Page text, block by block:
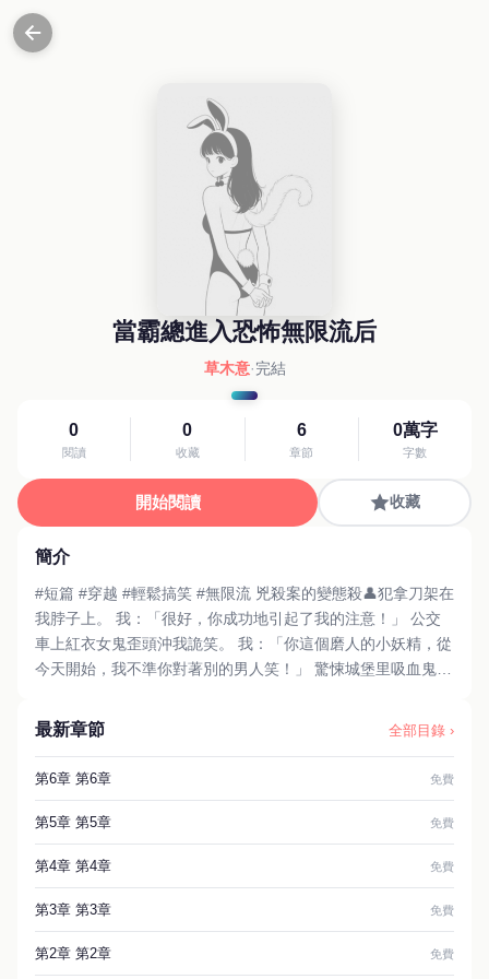
當霸總進入恐怖無限流后
草木意·完結
0
閱讀
0
收藏
6
章節
0萬字
字數
開始閱讀 收藏
簡介
#短篇 #穿越 #輕鬆搞笑 #無限流 兇殺案的變態殺👤犯拿刀架在
我脖子上。 我：「很好，你成功地引起了我的注意！」 公交
車上紅衣女鬼歪頭沖我詭笑。 我：「你這個磨人的小妖精，從
今天開始，我不準你對著別的男人笑！」 驚悚城堡里吸血鬼伯
…… 霸總駕到，統統閃開。
最新章節 全部目錄 ›
第6章 第6章 免費
第5章 第5章 免費
第4章 第4章 免費
第3章 第3章 免費
第2章 第2章 免費